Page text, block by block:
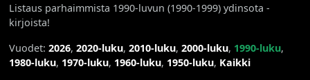
Listaus parhaimmista 1990-luvun (1990-1999) ydinsota -
kirjoista!
Vuodet:2026,2020-luku,2010-luku,2000-luku, 1990-luku,
1980-luku, 1970-luku, 1960-luku, 1950-luku, Kaikki